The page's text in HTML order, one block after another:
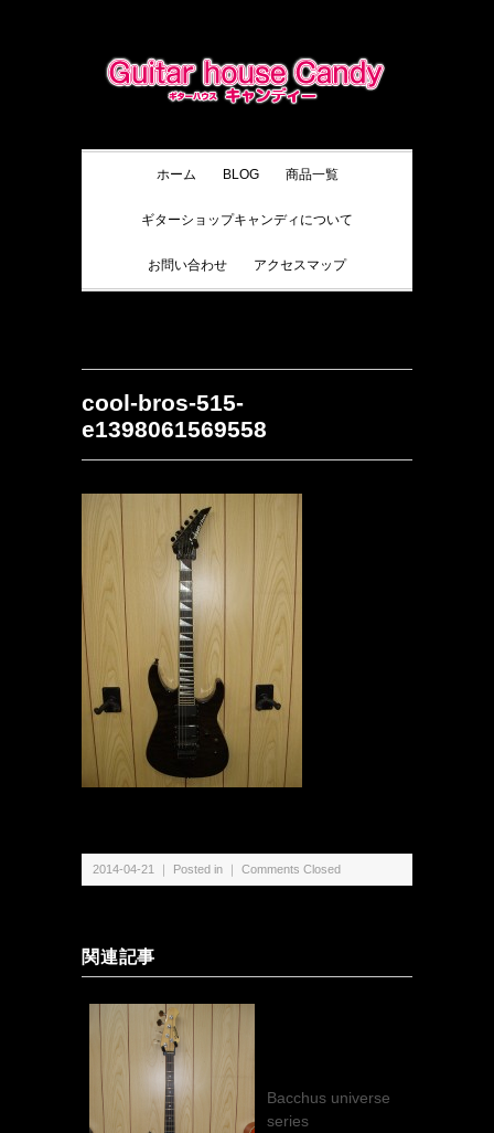
ホーム BLOG 商品一覧
ギターショップキャンディについて
お問い合わせ アクセスマップ
cool-bros-515-
e1398061569558
2014-04-21 ｜ Posted in ｜ Comments Closed
関連記事
Bacchus universe
series